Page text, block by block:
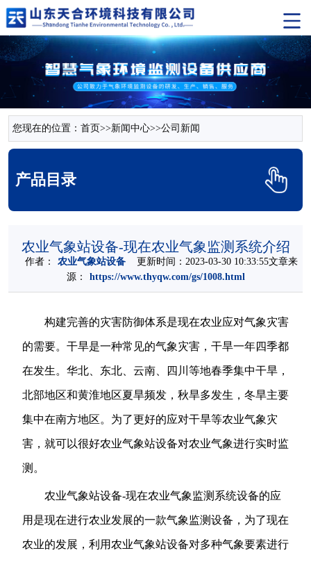
您现在的位置： 首页>>新闻中心>>公司新闻
产品目录
农业气象站设备-现在农业气象监测系统介绍
作者： 农业气象站设备更新时间：2023-03-30 10:33:55文章来
源：
https://www.thyqw.com/gs/1008.html
构建完善的灾害防御体系是现在农业应对气象灾害
的需要。干旱是一种常见的气象灾害，干旱一年四季都
在发生。华北、东北、云南、四川等地春季集中干旱，
北部地区和黄淮地区夏旱频发，秋旱多发生，冬旱主要
集中在南方地区。为了更好的应对干旱等农业气象灾
害，就可以很好农业气象站设备对农业气象进行实时监
测。
农业气象站设备-现在农业气象监测系统设备的应
用是现在进行农业发展的一款气象监测设备，为了现在
农业的发展，利用农业气象站设备对多种气象要素进行